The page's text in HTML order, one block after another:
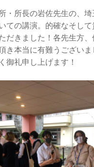
・所長の岩佐先生の、
ての講演。的確なそし
だきました！各先生方
き本当に有難うござい
御礼申し上げます！